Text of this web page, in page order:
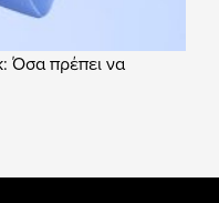
Όσα πρέπει να